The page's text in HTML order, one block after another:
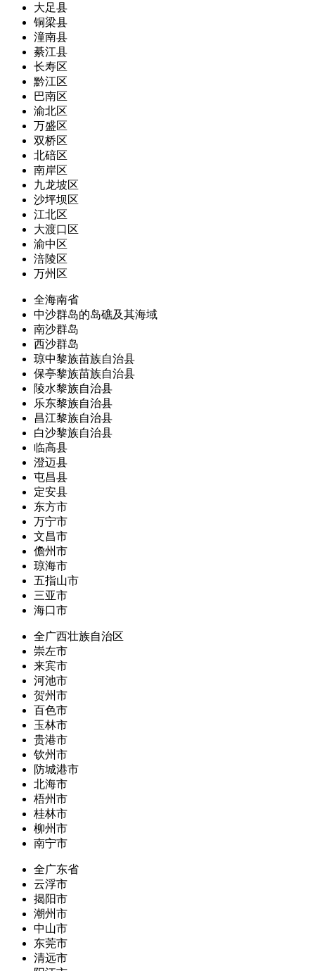
大足县
铜梁县
潼南县
綦江县
长寿区
黔江区
巴南区
渝北区
万盛区
双桥区
北碚区
南岸区
九龙坡区
沙坪坝区
江北区
大渡口区
渝中区
涪陵区
万州区
全海南省
中沙群岛的岛礁及其海域
南沙群岛
西沙群岛
琼中黎族苗族自治县
保亭黎族苗族自治县
陵水黎族自治县
乐东黎族自治县
昌江黎族自治县
白沙黎族自治县
临高县
澄迈县
屯昌县
定安县
东方市
万宁市
文昌市
儋州市
琼海市
五指山市
三亚市
海口市
全广西壮族自治区
崇左市
来宾市
河池市
贺州市
百色市
玉林市
贵港市
钦州市
防城港市
北海市
梧州市
桂林市
柳州市
南宁市
全广东省
云浮市
揭阳市
潮州市
中山市
东莞市
清远市